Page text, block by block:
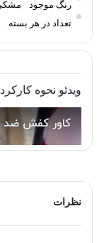
دارای کش در بالای
کاور کفش ضد آب
جلوگیری از ورود
این کاور به ویژه در
مناسبی برای حفاظت
کمپینگ است. ویژگی
کفش می شود که
کاور دارای کفی
رنگ موجود
تعداد در هر بسته
ویدئو نحوه
نظرات